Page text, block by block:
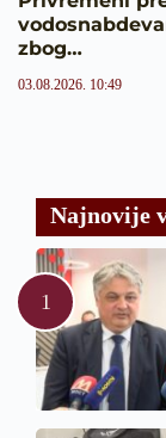
zbog…
03.08.2026. 10:49
Najnovije